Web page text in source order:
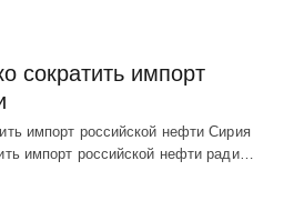
сократить импорт
импорт российской нефти Сирия
импорт российской нефти ради…